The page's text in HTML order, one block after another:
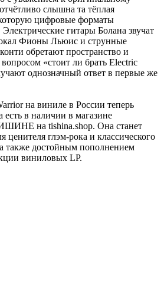
слышна та тёплая
цифровые форматы
гитары Болана звучат
Фионы Льюис и струнные
обретают пространство и
вопросом «стоит ли брать Electric
однозначный ответ в первые же
на виниле в России теперь
в наличии в магазине
на tishina.shop. Она станет
ценителя глэм-рока и классического
также достойным пополнением
виниловых LP.